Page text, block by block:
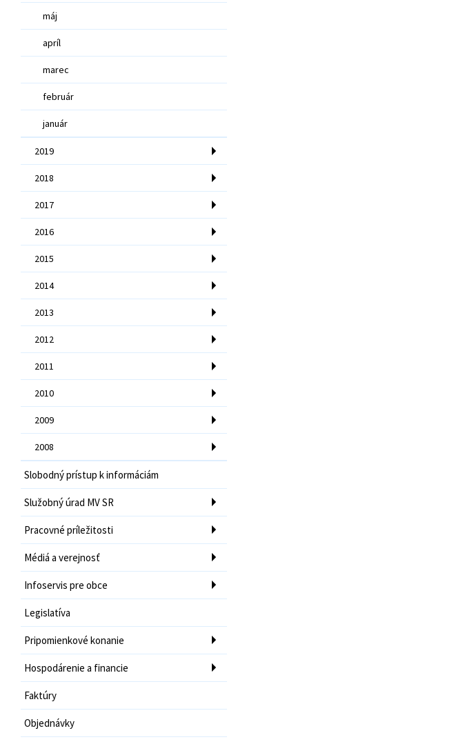
máj
apríl
marec
február
január
2019
2018
2017
2016
2015
2014
2013
2012
2011
2010
2009
2008
Slobodný prístup k informáciám
Služobný úrad MV SR
Pracovné príležitosti
Médiá a verejnosť
Infoservis pre obce
Legislatíva
Pripomienkové konanie
Hospodárenie a financie
Faktúry
Objednávky